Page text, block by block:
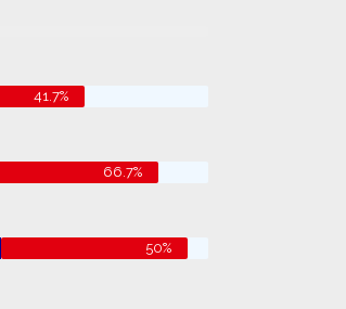
41.7%
66.7%
50%